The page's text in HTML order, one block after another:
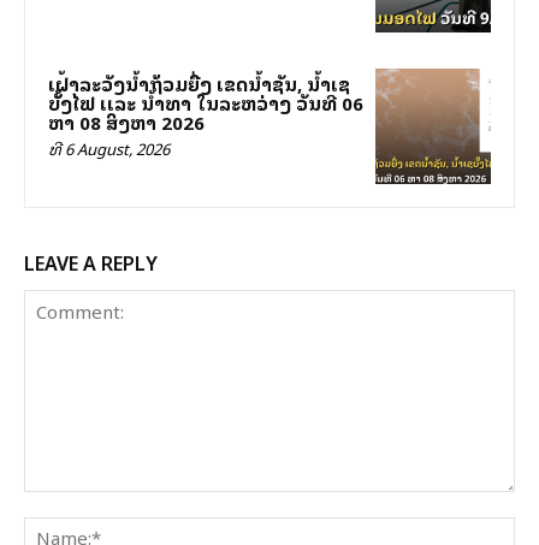
ເຝົ້າລະວັງນໍ້າຖ້ວມຍື່ງ ເຂດນໍ້າຊັນ, ນໍ້າເຊ
ບັັ້ງໄຟ ເເລະ ນໍ້າທາ ໃນລະຫວ່າງ ວັນທີ 06
ຫາ 08 ສິງຫາ 2026
ທີ 6 August, 2026
LEAVE A REPLY